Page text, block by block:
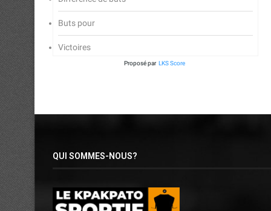
Buts pour
Victoires
Proposé par LKS Score
QUI SOMMES-NOUS?